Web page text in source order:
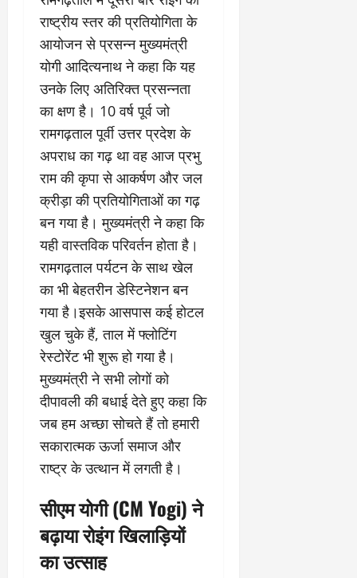
राष्ट्रीय स्तर की प्रतियोगिता के
आयोजन से प्रसन्न मुख्यमंत्री
योगी आदित्यनाथ ने कहा कि यह
उनके लिए अतिरिक्त प्रसन्नता
का क्षण है। 10 वर्ष पूर्व जो
रामगढ़ताल पूर्वी उत्तर प्रदेश के
अपराध का गढ़ था वह आज प्रभु
राम की कृपा से आकर्षण और जल
क्रीड़ा की प्रतियोगिताओं का गढ़
बन गया है। मुख्यमंत्री ने कहा कि
यही वास्तविक परिवर्तन होता है।
रामगढ़ताल पर्यटन के साथ खेल
का भी बेहतरीन डेस्टिनेशन बन
गया है।इसके आसपास कई होटल
खुल चुके हैं, ताल में फ्लोटिंग
रेस्टोरेंट भी शुरू हो गया है।
मुख्यमंत्री ने सभी लोगों को
दीपावली की बधाई देते हुए कहा कि
जब हम अच्छा सोचते हैं तो हमारी
सकारात्मक ऊर्जा समाज और
राष्ट्र के उत्थान में लगती है।
सीएम योगी (CM Yogi) ने
बढ़ाया रोइंग खिलाड़ियों
का उत्साह